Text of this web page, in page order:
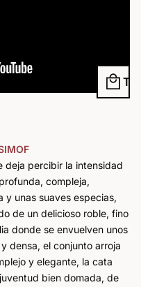
local_mall
deja percibir la intensidad
compleja,
y unas suaves especias,
de un delicioso roble, fino
donde se envuelven unos
densa, el conjunto arroja
y elegante, la cata
bien domada, de